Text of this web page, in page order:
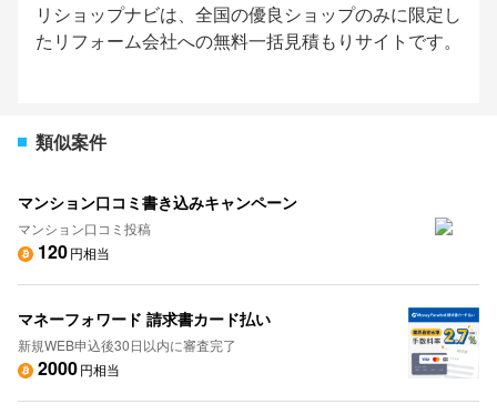
リショップナビは、全国の優良ショップのみに限定し
たリフォーム会社への無料一括見積もりサイトです。
類似案件
マンション口コミ書き込みキャンペーン
マンション口コミ投稿
120円相当
マネーフォワード 請求書カード払い
新規WEB申込後30日以内に審査完了
2000円相当